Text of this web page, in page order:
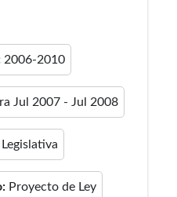
2006-2010
Jul 2007 - Jul 2008
Legislativa
Proyecto de Ley